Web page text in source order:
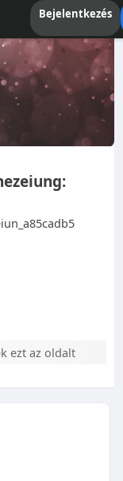
Bejelentkezés
ezt az oldalt